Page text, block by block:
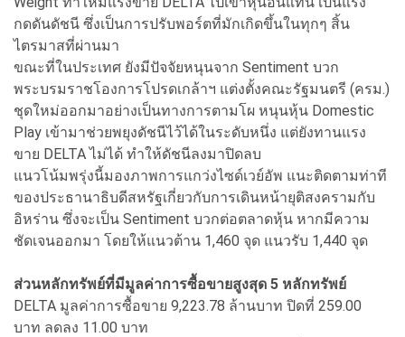
กดดันดัชนี ซึ่งเป็นการปรับพอร์ตที่มักเกิดขึ้นในทุกๆ สิ้น
ไตรมาสที่ผ่านมา
ขณะที่ในประเทศ ยังมีปัจจัยหนุนจาก Sentiment บวก
พระบรมราชโองการโปรดเกล้าฯ แต่งตั้งคณะรัฐมนตรี (ครม.)
ชุดใหม่ออกมาอย่างเป็นทางการตามโผ หนุนหุ้น Domestic
Play เข้ามาช่วยพยุงดัชนีไว้ได้ในระดับหนึ่ง แต่ยังทานแรง
ขาย DELTA ไม่ได้ ทำให้ดัชนีลงมาปิดลบ
แนวโน้มพรุ่งนี้มองภาพการแกว่งไซด์เวย์อัพ แนะติดตามท่าที
ของประธานาธิบดีสหรัฐเกี่ยวกับการเดินหน้ายุติสงครามกับ
อิหร่าน ซึ่งจะเป็น Sentiment บวกต่อตลาดหุ้น หากมีความ
ชัดเจนออกมา โดยให้แนวต้าน 1,460 จุด แนวรับ 1,440 จุด
ส่วนหลักทรัพย์ที่มีมูลค่าการซื้อขายสูงสุด 5 หลักทรัพย์
DELTA มูลค่าการซื้อขาย 9,223.78 ล้านบาท ปิดที่ 259.00
บาท ลดลง 11.00 บาท